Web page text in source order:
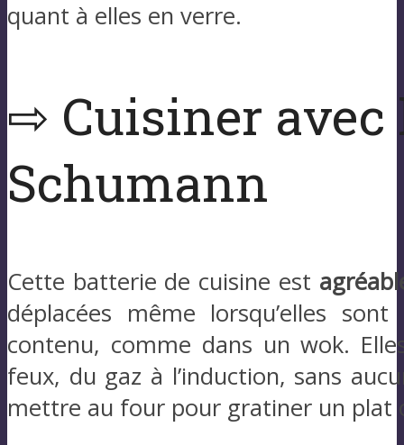
quant à elles en verre.
⇨ Cuisiner avec
Schumann
Cette batterie de cuisine est
déplacées même lorsqu’elles
contenu, comme dans un wok.
feux, du gaz à l’induction, sans
mettre au four pour gratiner un plat